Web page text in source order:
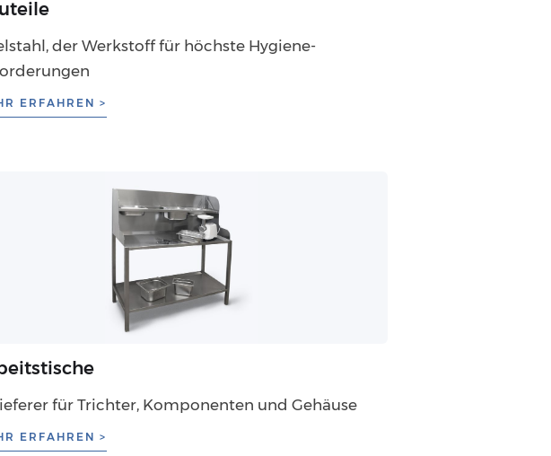
der Werkstoff für höchste Hygiene­
ERFAHREN >
für Trichter, Komponenten und Gehäuse
ERFAHREN >